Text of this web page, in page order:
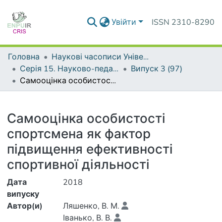
Увійти ISSN 2310-8290
Головна
Наукові часописи Університету
Серія 15. Науково-педагогічні проблеми фізичної культури (фізична культура і спорт)
Випуск 3 (97)
Самооцінка особистості спортсмена як фактор підвищення ефективності спортивної діяльності
Самооцінка особистості
спортсмена як фактор
підвищення ефективності
спортивної діяльності
Дата
випуску
2018
Автор(и)
Ляшенко, В. М.
Іванько, В. В.